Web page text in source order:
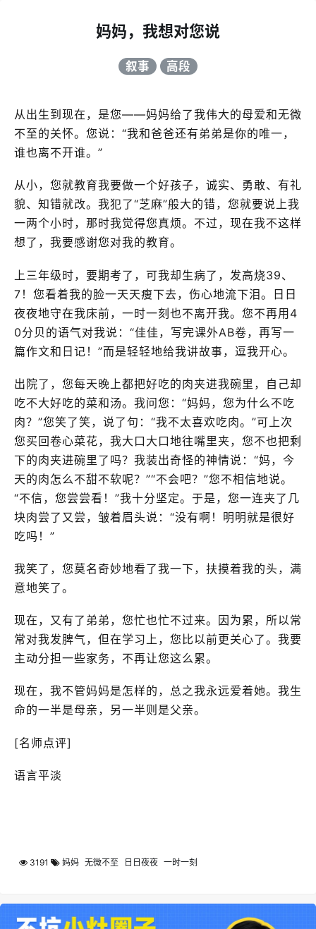
妈妈，我想对您说
叙事 高段
从出生到现在，是您——妈妈给了我伟大的母爱和无微
不至的关怀。您说：“我和爸爸还有弟弟是你的唯一，
谁也离不开谁。”
从小，您就教育我要做一个好孩子，诚实、勇敢、有礼
貌、知错就改。我犯了“芝麻”般大的错，您就要说上我
一两个小时，那时我觉得您真烦。不过，现在我不这样
想了，我要感谢您对我的教育。
上三年级时，要期考了，可我却生病了，发高烧39、
7！您看着我的脸一天天瘦下去，伤心地流下泪。日日
夜夜地守在我床前，一时一刻也不离开我。您不再用4
0分贝的语气对我说：“佳佳，写完课外AB卷，再写一
篇作文和日记！”而是轻轻地给我讲故事，逗我开心。
出院了，您每天晚上都把好吃的肉夹进我碗里，自己却
吃不大好吃的菜和汤。我问您：“妈妈，您为什么不吃
肉？”您笑了笑，说了句：“我不太喜欢吃肉。”可上次
您买回卷心菜花，我大口大口地往嘴里夹，您不也把剩
下的肉夹进碗里了吗？我装出奇怪的神情说：“妈，今
天的肉怎么不甜不软呢？”“不会吧？”您不相信地说。
“不信，您尝尝看！”我十分坚定。于是，您一连夹了几
块肉尝了又尝，皱着眉头说：“没有啊！明明就是很好
吃吗！”
我笑了，您莫名奇妙地看了我一下，扶摸着我的头，满
意地笑了。
现在，又有了弟弟，您忙也忙不过来。因为累，所以常
常对我发脾气，但在学习上，您比以前更关心了。我要
主动分担一些家务，不再让您这么累。
现在，我不管妈妈是怎样的，总之我永远爱着她。我生
命的一半是母亲，另一半则是父亲。
[名师点评]
语言平淡
3191 妈妈 无微不至 日日夜夜 一时一刻